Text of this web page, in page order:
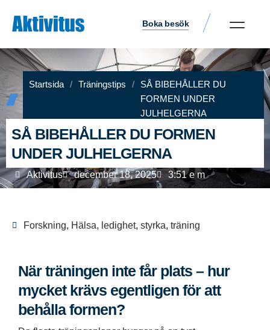
Boka besök
Startsida / Träningstips /
SÅ BIBEHÅLLER DU
FORMEN UNDER
JULHELGERNA
SÅ BIBEHÅLLER DU FORMEN
UNDER JULHELGERNA
Aktivitus december 18, 2025 3:51 e m
Forskning, Hälsa, ledighet, styrka, träning
När träningen inte får plats – hur
mycket krävs egentligen för att
behålla formen?